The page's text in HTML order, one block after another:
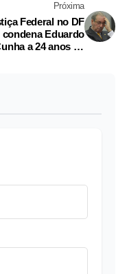
Próxima
Federal no DF
condena Eduardo
a 24 anos de